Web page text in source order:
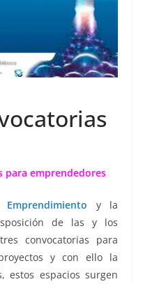
para emprendedores
y la
de las y los
convocatorias para
y con ello la
estos espacios surgen